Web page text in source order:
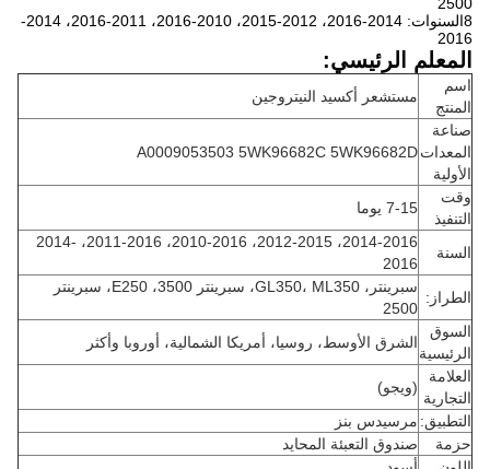
8السنوات: 2014-2016، 2012-2015، 2010-2016، 2011-2016، 2014-
2016
المعلم الرئيسي:
اسم
المنتج
مستشعر أكسيد النيتروجين
صناعة
المعدات
الأولية
A0009053503 5WK96682C 5WK96682D
وقت
التنفيذ
7-15 يوما
السنة
2014-2016، 2012-2015، 2010-2016، 2011-2016، 2014-
2016
الطراز:
سبرينتر، GL350، ML350، سبرينتر 3500، E250، سبرينتر
2500
السوق
الرئيسية
الشرق الأوسط، روسيا، أمريكا الشمالية، أوروبا وأكثر
العلامة
التجارية
(ويجو)
التطبيق: مرسيدس بنز
حزمة
صندوق التعبئة المحايد